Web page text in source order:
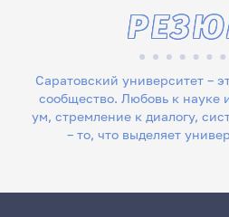
Саратовский университет –
сообщество. Любовь к науке
ум, стремление к диалогу, системность и трудолюбие
– то, что выделяет